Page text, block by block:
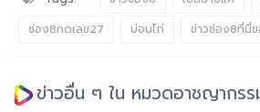
ช่อง8กดเลข27
บ่อนไก่ ข่าวช่อง8ที่นี่
ข่าวอื่น ๆ ใน หมวดอาชญากรร